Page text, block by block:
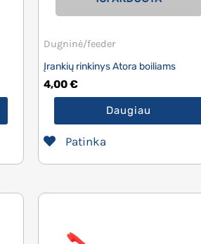
Dugninė/feeder
Įrankių rinkinys Atora boiliams
4,00€
Daugiau
Patinka